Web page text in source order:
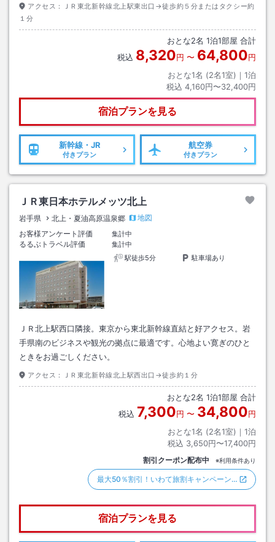
アクセス：
ＪＲ東北新幹線北上駅東出口→徒歩約５分またはタクシー約
１分
おとな2名 1泊1部屋 合計
税込 8,320円 〜 64,800円
おとな1名 (2名1室)｜ 1泊
税込 4,160円〜32,400円
宿泊プランを見る
新幹線・JR
付きプラン
航空券
付きプラン
ＪＲ東日本ホテルメッツ北上
岩手県 北上・夏油高原温泉郷
地図
お客様アンケート評価
集計中
るるぶトラベル評価
集計中
駅徒歩5分
駐車場あり
ＪＲ北上駅西口隣接。東京から東北新幹線直結と好アクセス。岩
手県南のビジネスや観光の拠点に最適です。心地よい寛ぎのひと
ときをお過ごしください。
アクセス： ＪＲ東北新幹線北上駅西出口→徒歩約１分
おとな2名 1泊1部屋 合計
税込 7,300円 〜 34,800円
おとな1名 (2名1室)｜ 1泊
税込 3,650円〜17,400円
割引クーポン配布中 ※利用条件あり
最大50％割引！いわて旅割キャンペーン…
宿泊プランを見る